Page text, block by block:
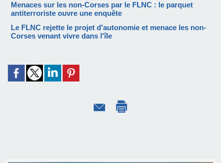
Menaces sur les non-Corses par le FLNC : le parquet
antiterroriste ouvre une enquête
Le FLNC rejette le projet d'autonomie et menace les non-
Corses venant vivre dans l'île